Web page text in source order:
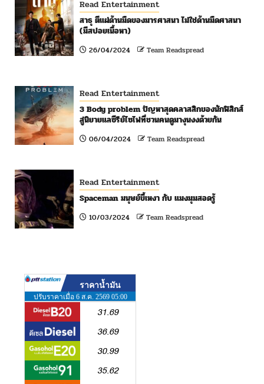
Read Entertainment
สาธุ ตีแผ่ด้านมืดของมารศาสนา ไม่ใช่ด้านมืดศาสนา
(มีสปอยเนื้อหา)
26/04/2024 Team Readspread
Read Entertainment
3 Body problem ปัญหาสุดคลาสสิกของนักฟิสิกส์
สู่นิยายแลซีรีย์ไซไฟที่ชวนคนดูมางุนงงด้วยกัน
06/04/2024 Team Readspread
Read Entertainment
Spaceman มนุษย์ขี้เหงา กับ แมงมุมสอดรู้
10/03/2024 Team Readspread